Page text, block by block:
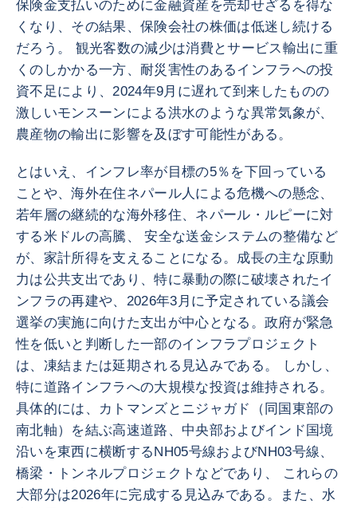
保険金支払いのために金融資産を売却せざるを得な
くなり、その結果、保険会社の株価は低迷し続ける
だろう。 観光客数の減少は消費とサービス輸出に重
くのしかかる一方、耐災害性のあるインフラへの投
資不足により、2024年9月に遅れて到来したものの
激しいモンスーンによる洪水のような異常気象が、
農産物の輸出に影響を及ぼす可能性がある。
とはいえ、インフレ率が目標の5％を下回っている
ことや、海外在住ネパール人による危機への懸念、
若年層の継続的な海外移住、ネパール・ルピーに対
する米ドルの高騰、 安全な送金システムの整備など
が、家計所得を支えることになる。成長の主な原動
力は公共支出であり、特に暴動の際に破壊されたイ
ンフラの再建や、2026年3月に予定されている議会
選挙の実施に向けた支出が中心となる。政府が緊急
性を低いと判断した一部のインフラプロジェクト
は、凍結または延期される見込みである。 しかし、
特に道路インフラへの大規模な投資は維持される。
具体的には、カトマンズとニジャガド（同国東部の
南北軸）を結ぶ高速道路、中央部およびインド国境
沿いを東西に横断するNH05号線およびNH03号線、
橋梁・トンネルプロジェクトなどであり、 これらの
大部分は2026年に完成する見込みである。また、水